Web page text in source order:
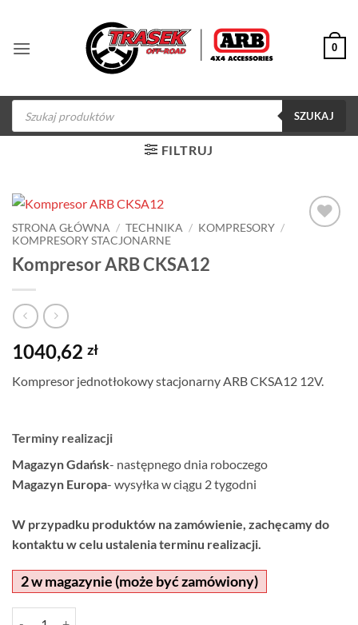
zawartości
0
Wyszukiwarka
produktów
SZUKAJ
FILTRUJ
STRONA GŁÓWNA / TECHNIKA / KOMPRESORY /
KOMPRESORY STACJONARNE
Kompresor ARB CKSA12
1040,62 zł
Kompresor jednotłokowy stacjonarny ARB CKSA12 12V.
Terminy realizacji
Magazyn Gdańsk- następnego dnia roboczego
Magazyn Europa- wysyłka w ciągu 2 tygodni
W przypadku produktów na zamówienie, zachęcamy do
kontaktu w celu ustalenia terminu realizacji.
2 w magazynie (może być zamówiony)
Alternative: